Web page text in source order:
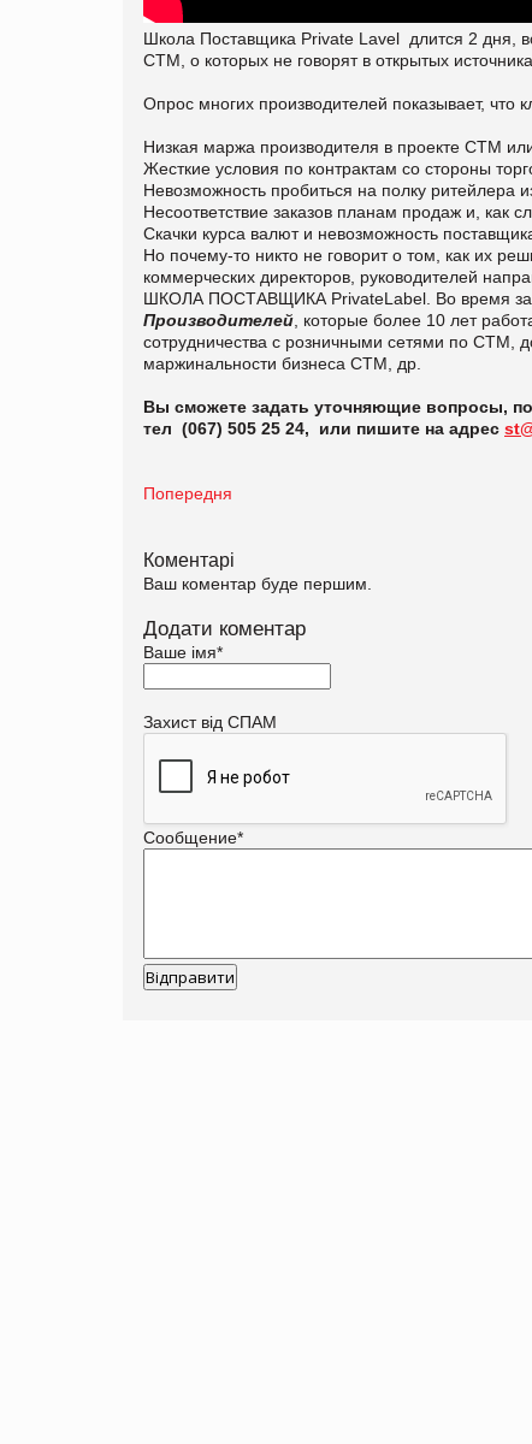
Школа Поставщика Private Lavel длится 2
СТМ, о которых не говорят в открытых
Опрос многих производителей показывает, что
Низкая маржа производителя в проекте СТМ
Жесткие условия по контрактам со стороны
Невозможность пробиться на полку ритейлера
Несоответствие заказов планам продаж и, как
Скачки курса валют и невозможность
Но почему-то никто не говорит о том, как их
коммерческих директоров, руководителей
ШКОЛА ПОСТАВЩИКА PrivateLabel. Во время
Производителей , которые более 10 лет
сотрудничества с розничными сетями по СТМ,
маржинальности бизнеса СТМ, др.
Вы сможете задать уточняющие вопросы,
тел (067) 505 25 24, или пишите на адрес
Попередня
Коментарі
Ваш коментар буде першим.
Додати коментар
Ваше імя*
Захист від СПАМ
Сообщение*